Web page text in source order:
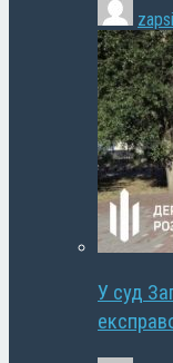
У суд